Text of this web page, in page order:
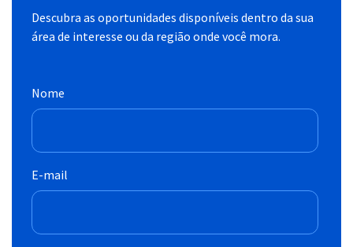
Descubra as oportunidades disponíveis dentro da sua
área de interesse ou da região onde você mora.
Nome
E-mail